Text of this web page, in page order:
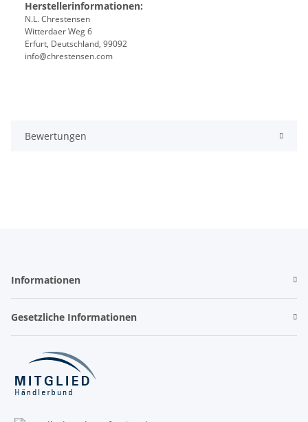
Herstellerinformationen:
N.L. Chrestensen
Witterdaer Weg 6
Erfurt, Deutschland, 99092
info@chrestensen.com
Bewertungen
Informationen
Gesetzliche Informationen